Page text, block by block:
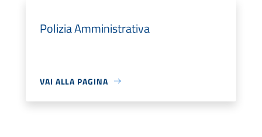
Polizia Amministrativa
VAI ALLA PAGINA